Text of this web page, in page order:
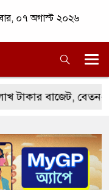
০৭ অগাস্ট ২০২৬
বেতন-ভাতায়